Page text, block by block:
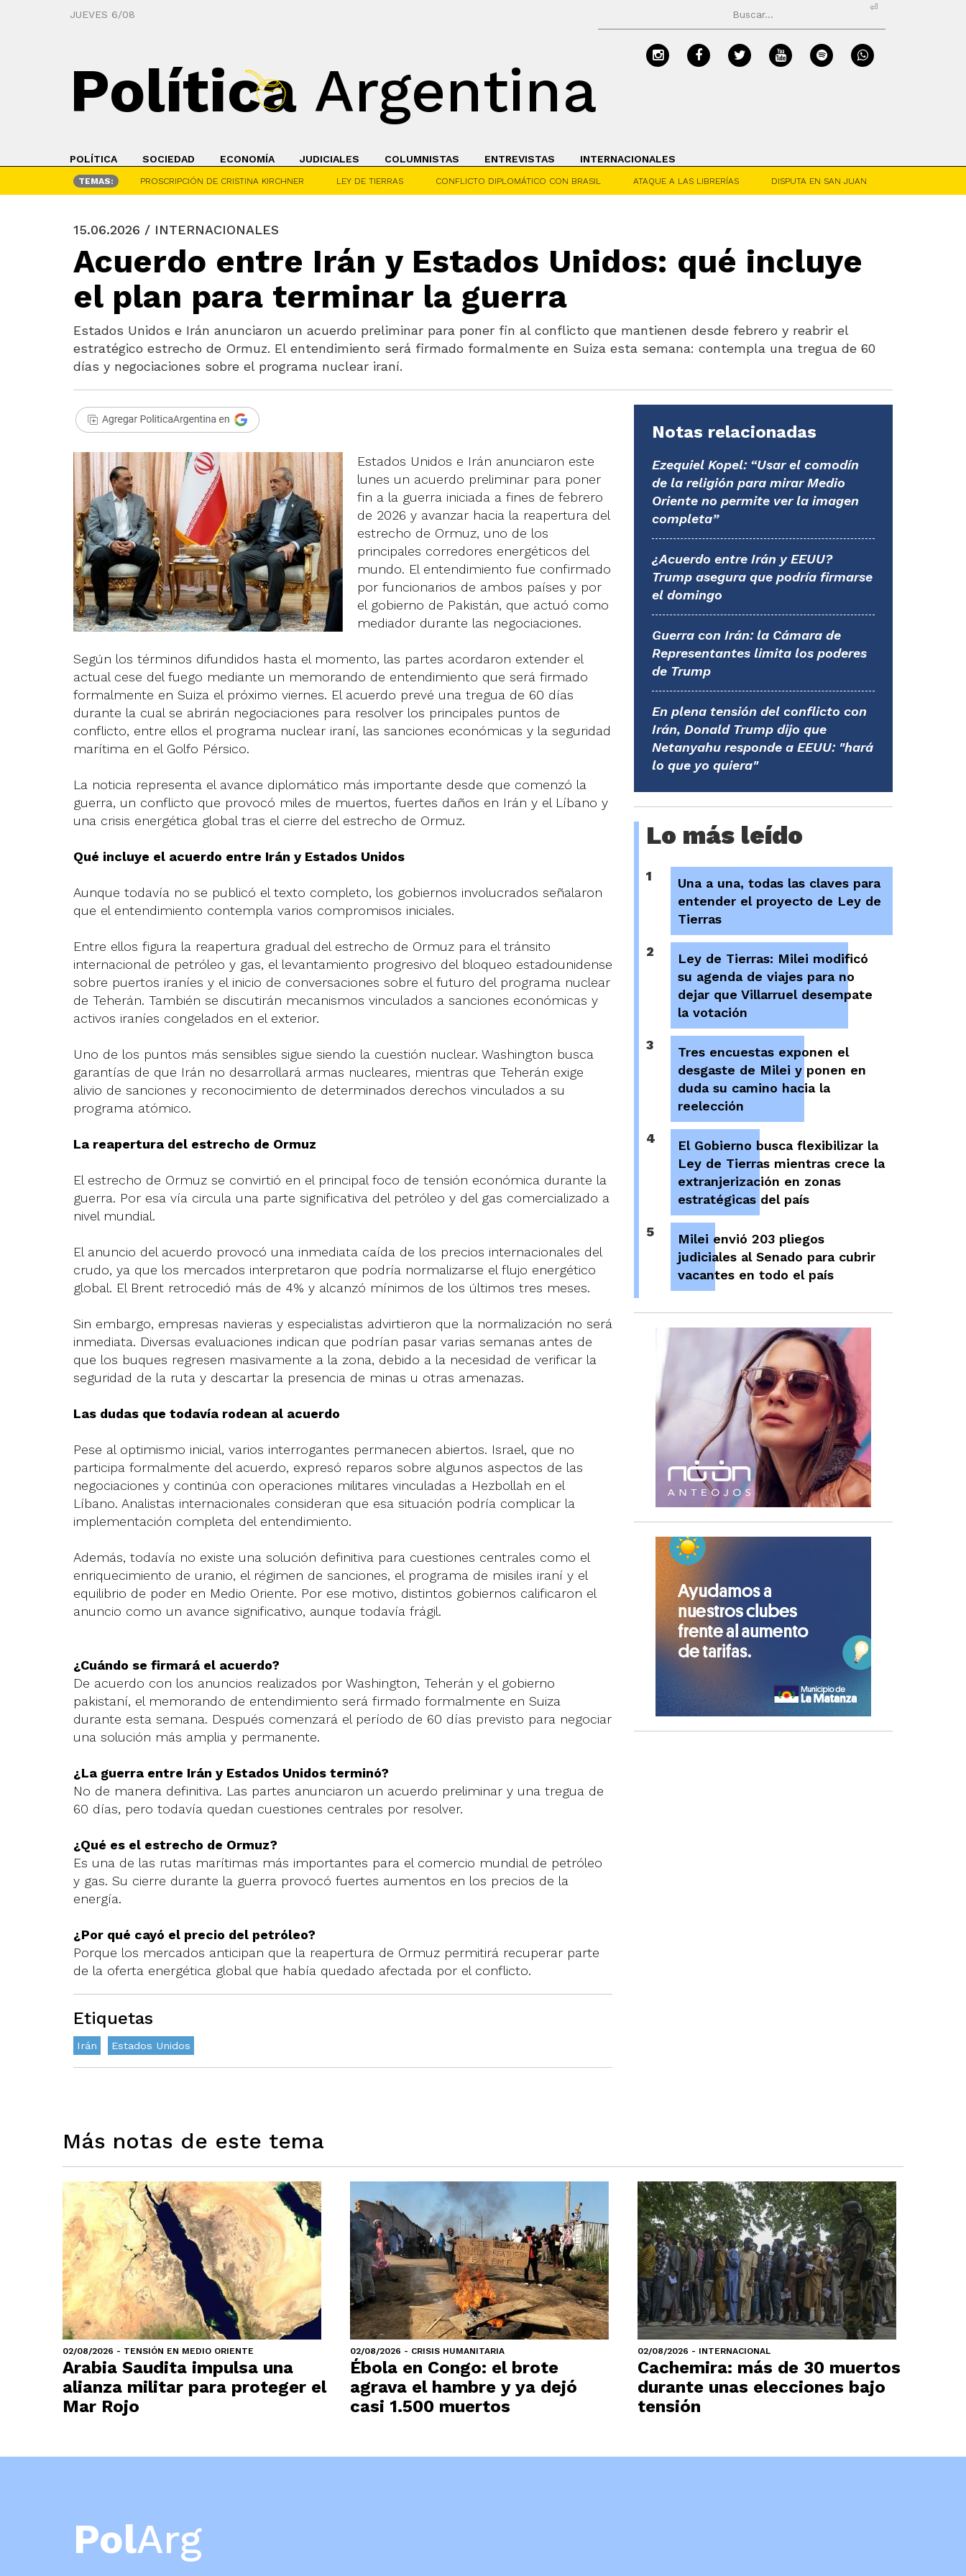
JUEVES 6/08
⏎
Política Argentina
POLÍTICA SOCIEDAD ECONOMÍA JUDICIALES COLUMNISTAS ENTREVISTAS INTERNACIONALES
TEMAS: PROSCRIPCIÓN DE CRISTINA KIRCHNER LEY DE TIERRAS CONFLICTO DIPLOMÁTICO CON BRASIL ATAQUE A LAS LIBRERÍAS DISPUTA EN SAN JUAN
15.06.2026 / INTERNACIONALES
Acuerdo entre Irán y Estados Unidos: qué incluye
el plan para terminar la guerra
Estados Unidos e Irán anunciaron un acuerdo preliminar para poner fin al conflicto que mantienen desde febrero y reabrir el
estratégico estrecho de Ormuz. El entendimiento será firmado formalmente en Suiza esta semana: contempla una tregua de 60
días y negociaciones sobre el programa nuclear iraní.
Estados Unidos e Irán anunciaron este
lunes un acuerdo preliminar para poner
fin a la guerra iniciada a fines de febrero
de 2026 y avanzar hacia la reapertura del
estrecho de Ormuz, uno de los
principales corredores energéticos del
mundo. El entendimiento fue confirmado
por funcionarios de ambos países y por
el gobierno de Pakistán, que actuó como
mediador durante las negociaciones.
Según los términos difundidos hasta el momento, las partes acordaron extender el
actual cese del fuego mediante un memorando de entendimiento que será firmado
formalmente en Suiza el próximo viernes. El acuerdo prevé una tregua de 60 días
durante la cual se abrirán negociaciones para resolver los principales puntos de
conflicto, entre ellos el programa nuclear iraní, las sanciones económicas y la seguridad
marítima en el Golfo Pérsico.
La noticia representa el avance diplomático más importante desde que comenzó la
guerra, un conflicto que provocó miles de muertos, fuertes daños en Irán y el Líbano y
una crisis energética global tras el cierre del estrecho de Ormuz.
Qué incluye el acuerdo entre Irán y Estados Unidos
Aunque todavía no se publicó el texto completo, los gobiernos involucrados señalaron
que el entendimiento contempla varios compromisos iniciales.
Entre ellos figura la reapertura gradual del estrecho de Ormuz para el tránsito
internacional de petróleo y gas, el levantamiento progresivo del bloqueo estadounidense
sobre puertos iraníes y el inicio de conversaciones sobre el futuro del programa nuclear
de Teherán. También se discutirán mecanismos vinculados a sanciones económicas y
activos iraníes congelados en el exterior.
Uno de los puntos más sensibles sigue siendo la cuestión nuclear. Washington busca
garantías de que Irán no desarrollará armas nucleares, mientras que Teherán exige
alivio de sanciones y reconocimiento de determinados derechos vinculados a su
programa atómico.
La reapertura del estrecho de Ormuz
El estrecho de Ormuz se convirtió en el principal foco de tensión económica durante la
guerra. Por esa vía circula una parte significativa del petróleo y del gas comercializado a
nivel mundial.
El anuncio del acuerdo provocó una inmediata caída de los precios internacionales del
crudo, ya que los mercados interpretaron que podría normalizarse el flujo energético
global. El Brent retrocedió más de 4% y alcanzó mínimos de los últimos tres meses.
Sin embargo, empresas navieras y especialistas advirtieron que la normalización no será
inmediata. Diversas evaluaciones indican que podrían pasar varias semanas antes de
que los buques regresen masivamente a la zona, debido a la necesidad de verificar la
seguridad de la ruta y descartar la presencia de minas u otras amenazas.
Las dudas que todavía rodean al acuerdo
Pese al optimismo inicial, varios interrogantes permanecen abiertos. Israel, que no
participa formalmente del acuerdo, expresó reparos sobre algunos aspectos de las
negociaciones y continúa con operaciones militares vinculadas a Hezbollah en el
Líbano. Analistas internacionales consideran que esa situación podría complicar la
implementación completa del entendimiento.
Además, todavía no existe una solución definitiva para cuestiones centrales como el
enriquecimiento de uranio, el régimen de sanciones, el programa de misiles iraní y el
equilibrio de poder en Medio Oriente. Por ese motivo, distintos gobiernos calificaron el
anuncio como un avance significativo, aunque todavía frágil.
¿Cuándo se firmará el acuerdo?
De acuerdo con los anuncios realizados por Washington, Teherán y el gobierno
pakistaní, el memorando de entendimiento será firmado formalmente en Suiza
durante esta semana. Después comenzará el período de 60 días previsto para negociar
una solución más amplia y permanente.
¿La guerra entre Irán y Estados Unidos terminó?
No de manera definitiva. Las partes anunciaron un acuerdo preliminar y una tregua de
60 días, pero todavía quedan cuestiones centrales por resolver.
¿Qué es el estrecho de Ormuz?
Es una de las rutas marítimas más importantes para el comercio mundial de petróleo
y gas. Su cierre durante la guerra provocó fuertes aumentos en los precios de la
energía.
¿Por qué cayó el precio del petróleo?
Porque los mercados anticipan que la reapertura de Ormuz permitirá recuperar parte
de la oferta energética global que había quedado afectada por el conflicto.
Etiquetas
Irán Estados Unidos
Notas relacionadas
Ezequiel Kopel: “Usar el comodín
de la religión para mirar Medio
Oriente no permite ver la imagen
completa”
¿Acuerdo entre Irán y EEUU?
Trump asegura que podría firmarse
el domingo
Guerra con Irán: la Cámara de
Representantes limita los poderes
de Trump
En plena tensión del conflicto con
Irán, Donald Trump dijo que
Netanyahu responde a EEUU: "hará
lo que yo quiera"
Lo más leído
1
Una a una, todas las claves para
entender el proyecto de Ley de
Tierras
2
Ley de Tierras: Milei modificó
su agenda de viajes para no
dejar que Villarruel desempate
la votación
3
Tres encuestas exponen el
desgaste de Milei y ponen en
duda su camino hacia la
reelección
4
El Gobierno busca flexibilizar la
Ley de Tierras mientras crece la
extranjerización en zonas
estratégicas del país
5
Milei envió 203 pliegos
judiciales al Senado para cubrir
vacantes en todo el país
Más notas de este tema
02/08/2026 - TENSIÓN EN MEDIO ORIENTE
Arabia Saudita impulsa una
alianza militar para proteger el
Mar Rojo
02/08/2026 - CRISIS HUMANITARIA
Ébola en Congo: el brote
agrava el hambre y ya dejó
casi 1.500 muertos
02/08/2026 - INTERNACIONAL
Cachemira: más de 30 muertos
durante unas elecciones bajo
tensión
PolArg